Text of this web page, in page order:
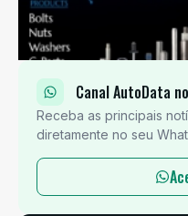
Canal AutoData
Receba as principais
diretamente no seu